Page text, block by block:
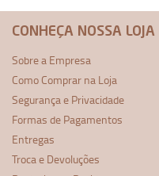
CONHEÇA NOSSA LOJA
Sobre a Empresa
Como Comprar na Loja
Segurança e Privacidade
Formas de Pagamentos
Entregas
Troca e Devoluções